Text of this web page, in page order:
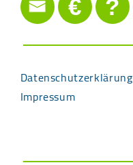
€ ?
Datenschutzerklärung
Impressum